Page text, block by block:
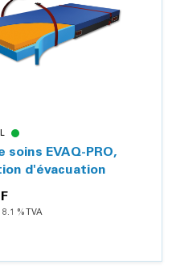
soins EVAQ-PRO,
d'évacuation
% TVA